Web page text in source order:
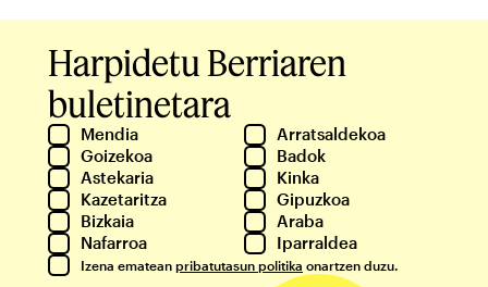
Harpidetu Berriaren
buletinetara
Mendia
Arratsaldekoa
Goizekoa
Badok
Astekaria
Kinka
Kazetaritza
Gipuzkoa
Bizkaia
Araba
Nafarroa
Iparraldea
Izena ematean pribatutasun politika onartzen duzu.